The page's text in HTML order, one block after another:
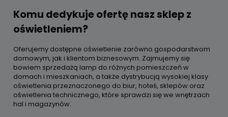
Komu dedykuje ofertę nasz sklep z
oświetleniem?
Oferujemy dostępne oświetlenie zarówno gospodarstwom
domowym, jak i klientom biznesowym. Zajmujemy się
bowiem sprzedażą lamp do różnych pomieszczeń w
domach i mieszkaniach, a także dystrybucją wysokiej klasy
oświetlenia przeznaczonego do biur, hoteli, sklepów oraz
oświetlenia technicznego, które sprawdzi się we wnętrzach
hal i magazynów.